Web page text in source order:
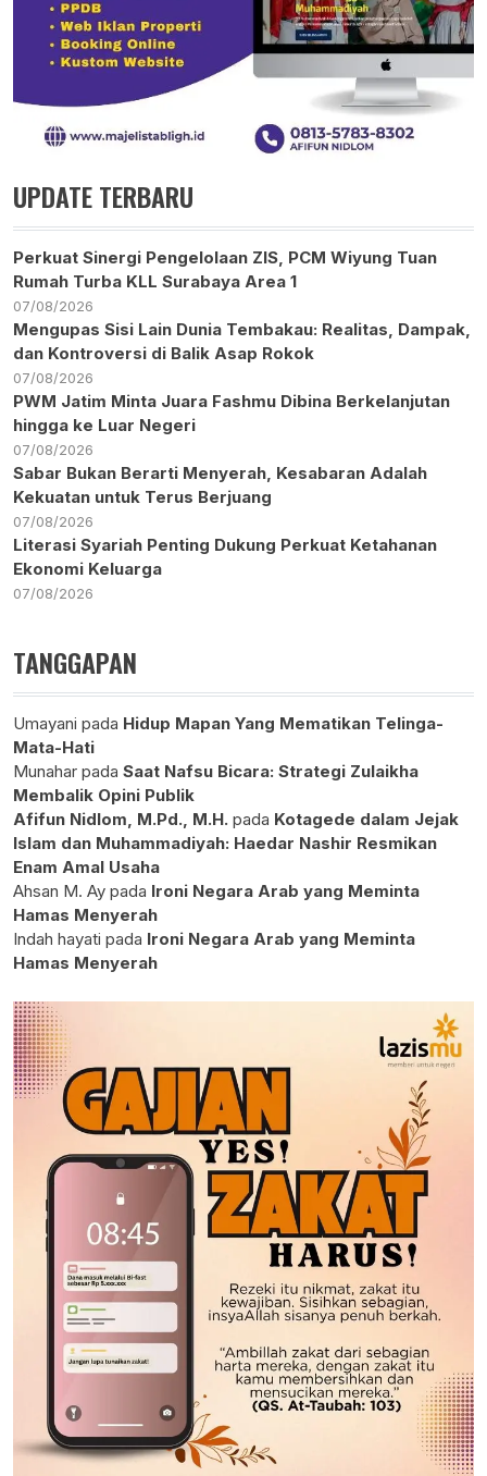
UPDATE TERBARU
Perkuat Sinergi Pengelolaan ZIS, PCM Wiyung Tuan
Rumah Turba KLL Surabaya Area 1
07/08/2026
Mengupas Sisi Lain Dunia Tembakau: Realitas, Dampak,
dan Kontroversi di Balik Asap Rokok
07/08/2026
PWM Jatim Minta Juara Fashmu Dibina Berkelanjutan
hingga ke Luar Negeri
07/08/2026
Sabar Bukan Berarti Menyerah, Kesabaran Adalah
Kekuatan untuk Terus Berjuang
07/08/2026
Literasi Syariah Penting Dukung Perkuat Ketahanan
Ekonomi Keluarga
07/08/2026
TANGGAPAN
Umayani pada Hidup Mapan Yang Mematikan Telinga-
Mata-Hati
Munahar pada Saat Nafsu Bicara: Strategi Zulaikha
Membalik Opini Publik
Afifun Nidlom, M.Pd., M.H. pada Kotagede dalam Jejak
Islam dan Muhammadiyah: Haedar Nashir Resmikan
Enam Amal Usaha
Ahsan M. Ay pada Ironi Negara Arab yang Meminta
Hamas Menyerah
Indah hayati pada Ironi Negara Arab yang Meminta
Hamas Menyerah